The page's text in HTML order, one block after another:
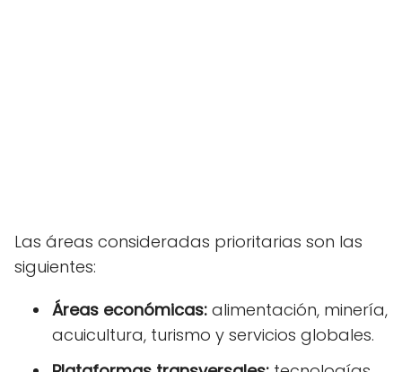
Las áreas consideradas prioritarias son las
siguientes:
Áreas económicas: alimentación, minería,
acuicultura, turismo y servicios globales.